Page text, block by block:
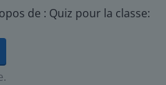
de : Quiz pour la classe: